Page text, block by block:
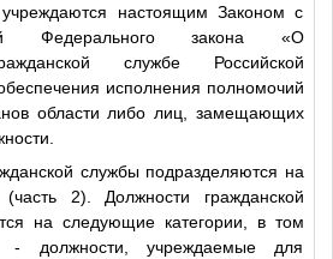
настоящим Законом с
Федерального закона «О
службе Российской
исполнения полномочий
области либо лиц, замещающих
службы подразделяются на
2). Должности гражданской
на следующие категории, в том
- должности, учреждаемые для